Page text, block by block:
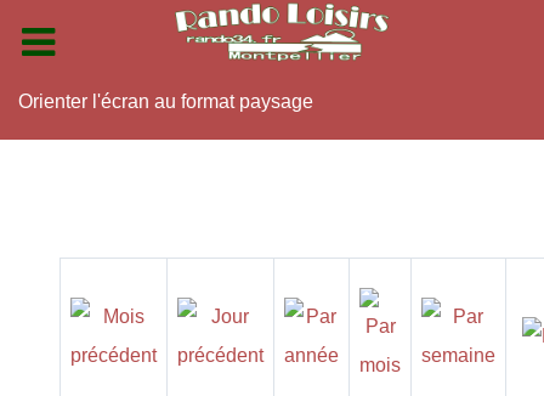
Orienter l'écran au format paysage